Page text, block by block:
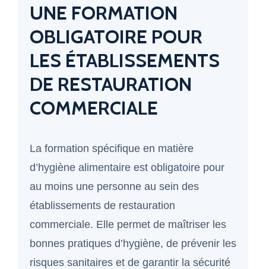
UNE FORMATION
OBLIGATOIRE POUR
LES ÉTABLISSEMENTS
DE RESTAURATION
COMMERCIALE
La formation spécifique en matière
d’hygiène alimentaire est obligatoire pour
au moins une personne au sein des
établissements de restauration
commerciale. Elle permet de maîtriser les
bonnes pratiques d’hygiène, de prévenir les
risques sanitaires et de garantir la sécurité